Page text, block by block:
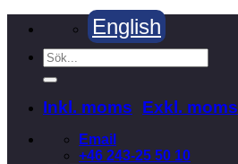
content
English
Sök
efter:
Inkl. moms Exkl. moms
Email
+46 243-25 50 10